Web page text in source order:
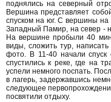
поднялись на северный
Вершина представляет
спуском на юг. С вершины на
Западный Памир, на север -
На вершине пробыли 40
виды, сложить тур, написать
фото. В 11-40 начали
спустились к реке, где на
успели немного поспать.
в лагерь, задержавшись
следующее
посвятили отдыху.